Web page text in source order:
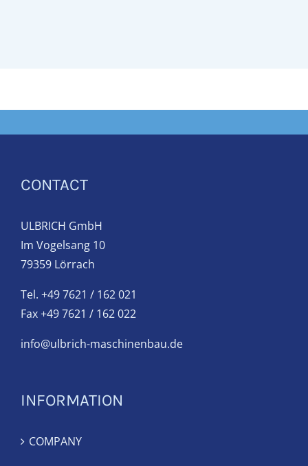
CONTACT
ULBRICH GmbH
Im Vogelsang 10
79359 Lörrach
Tel. +49 7621 / 162 021
Fax +49 7621 / 162 022
info@ulbrich-maschinenbau.de
INFORMATION
COMPANY